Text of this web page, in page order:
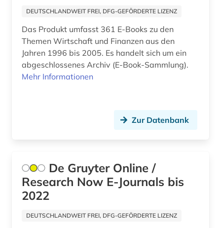
politologie (4)
presse (4)
psychologie (3)
public health (1)
rechtswissenschaften (1)
DEUTSCHLANDWEIT FREI, DFG-GEFÖRDERTE LIZENZ
Das Produkt umfasst 361 E-Books zu den
Themen Wirtschaft und Finanzen aus den
Jahren 1996 bis 2005. Es handelt sich um ein
abgeschlossenes Archiv (E-Book-Sammlung).
Mehr Informationen
Zur Datenbank
De Gruyter Online /
Research Now E-Journals bis
2022
DEUTSCHLANDWEIT FREI, DFG-GEFÖRDERTE LIZENZ